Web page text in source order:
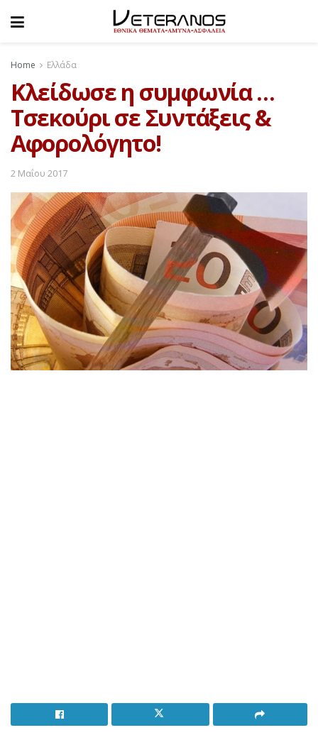
Home Ελλάδα
Κλείδωσε η συμφωνία …
Τσεκούρι σε Συντάξεις &
Αφορολόγητο!
2 Μαΐου 2017